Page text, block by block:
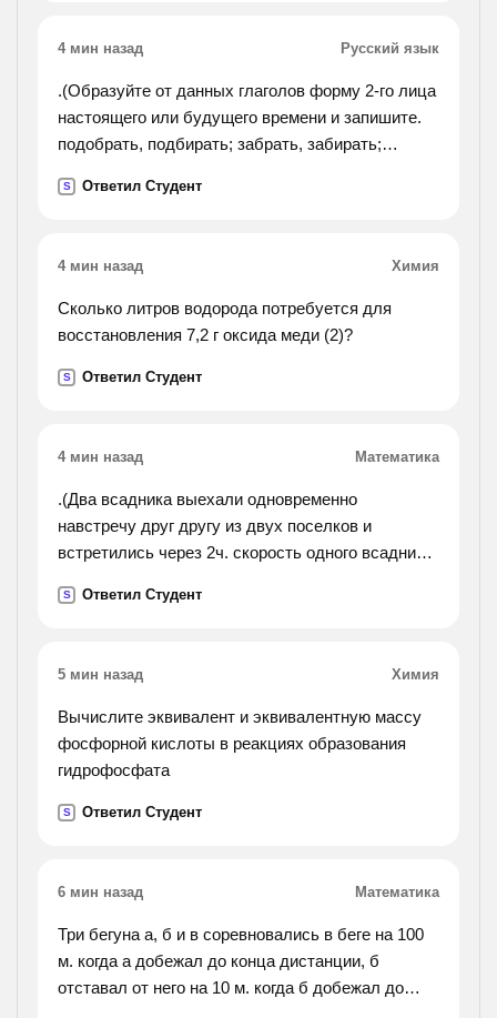
4 мин назад Русский язык
.(Образуйте от данных глаголов форму 2-го лица
настоящего или будущего времени и запишите.
подобрать, подбирать; забрать, забирать;
отпирать; натереть, натирать. !).
S Ответил Студент
4 мин назад Химия
Сколько литров водорода потребуется для
восстановления 7,2 г оксида меди (2)?
S Ответил Студент
4 мин назад Математика
.(Два всадника выехали одновременно
навстречу друг другу из двух поселков и
встретились через 2ч. скорость одного всадника
между поселками.).
S Ответил Студент
5 мин назад Химия
Вычислите эквивалент и эквивалентную массу
фосфорной кислоты в реакциях образования
гидрофосфата
S Ответил Студент
6 мин назад Математика
Три бегуна а, б и в соревновались в беге на 100
м. когда а добежал до конца дистанции, б
отставал от него на 10 м. когда б добежал до